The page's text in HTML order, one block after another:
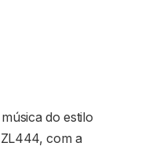
do estilo
com a